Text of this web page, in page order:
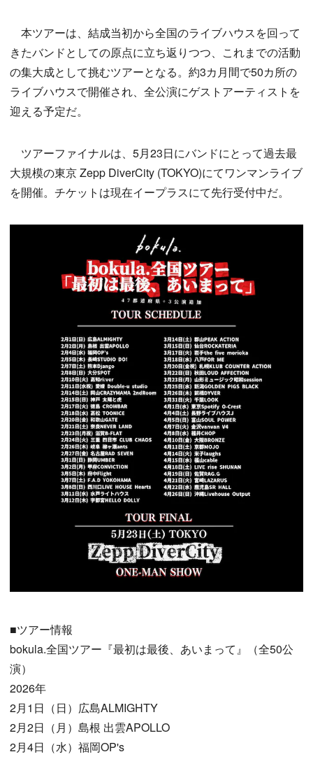
本ツアーは、結成当初から全国のライブハウスを回って
きたバンドとしての原点に立ち返りつつ、これまでの活動
の集大成として挑むツアーとなる。約3カ月間で50カ所の
ライブハウスで開催され、全公演にゲストアーティストを
迎える予定だ。
ツアーファイナルは、5月23日にバンドにとって過去最
大規模の東京 Zepp DiverCity (TOKYO)にてワンマンライブ
を開催。チケットは現在イープラスにて先行受付中だ。
■ツアー情報
bokula.全国ツアー『最初は最後、あいまって』（全50公
演）
2026年
2月1日（日）広島ALMIGHTY
2月2日（月）島根 出雲APOLLO
2月4日（水）福岡OP's